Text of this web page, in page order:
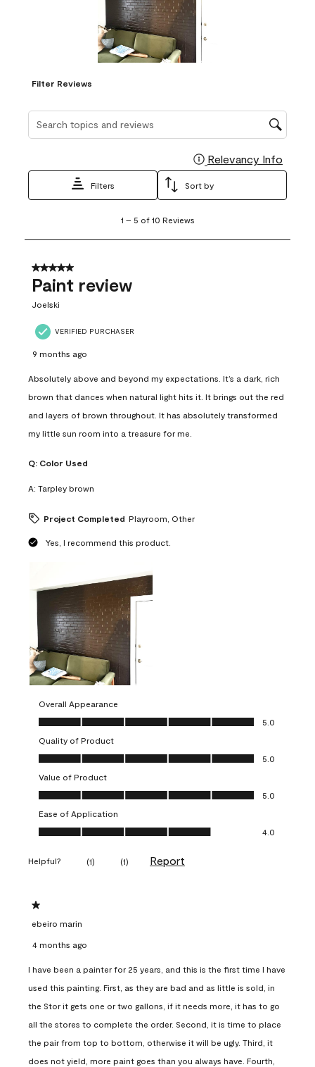
Filter Reviews
Relevancy Info
Filters Sort by
5
10
Reviews
1 – 5 of 10 Reviews
5 out of 5 stars.
Paint review
Joelski
VERIFIED PURCHASER
9 months ago
Absolutely above and beyond my expectations. It’s a dark, rich
brown that dances when natural light hits it. It brings out the red
and layers of brown throughout. It has absolutely transformed
my little sun room into a treasure for me.
Q: Color Used
A: Tarpley brown
Project Completed Playroom, Other
Yes, I recommend this product.
Overall Appearance
Overall Appearance, 5.0 out of 5
5.0
Quality of Product
Quality of Product, 5.0 out of 5
5.0
Value of Product
Value of Product, 5.0 out of 5
5.0
Ease of Application
Ease of Application, 4.0 out of 5
4.0
Helpful? (1) (1) Report
1 out of 5 stars.
ebeiro marin
4 months ago
I have been a painter for 25 years, and this is the first time I have
used this painting. First, as they are bad and as little is sold, in
the Stor it gets one or two gallons, if it needs more, it has to go
all the stores to complete the order. Second, it is time to place
the pair from top to bottom, otherwise it will be ugly. Third, it
does not yield, more paint goes than you always have. Fourth,